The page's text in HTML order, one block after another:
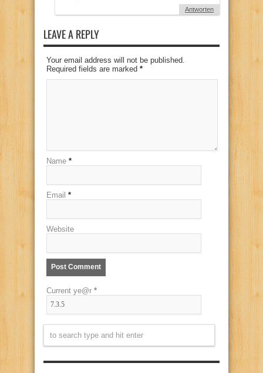
Antworten
LEAVE A REPLY
Your email address will not be published.
Required fields are marked *
Name *
Email *
Website
Current ye@r *